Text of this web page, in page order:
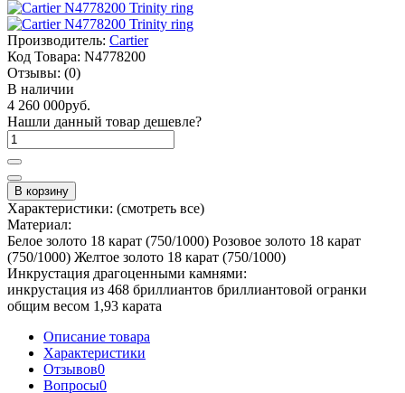
Производитель: Cartier
Код Товара: N4778200
Отзывы: (0)
В наличии
4 260 000руб.
Нашли данный товар дешевле?
В корзину
Характеристики: (смотреть все)
Материал:
Белое золото 18 карат (750/1000) Розовое золото 18 карат
(750/1000) Желтое золото 18 карат (750/1000)
Инкрустация драгоценными камнями:
инкрустация из 468 бриллиантов бриллиантовой огранки
общим весом 1,93 карата
Описание товара
Характеристики
Отзывов0
Вопросы0